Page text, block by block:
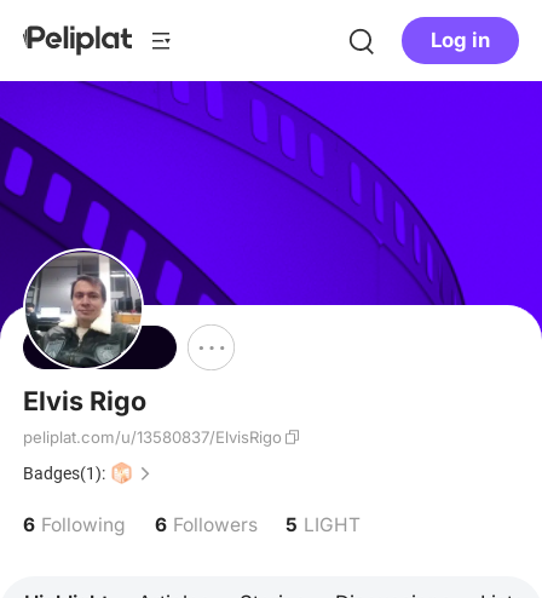
Log in
Follow
Elvis Rigo
peliplat.com/u/13580837/ElvisRigo
Badges(1):
6 Following 6 Followers 5 LIGHT